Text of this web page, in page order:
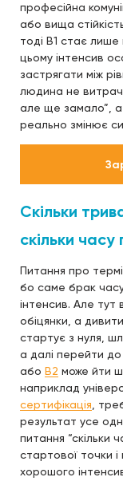
професійна
або вища
тоді B1 стає
цьому інтенсив
застрягати між
людина не
але ще замало”,
реально змінює
Скільки
скільки
Питання про
бо саме брак
інтенсив. Але тут
обіцянки, а
стартує з нуля,
а далі перейти до
або B2 може йти
наприклад
сертифікація ,
результат усе
питання “скільки
стартової точки і
хорошого